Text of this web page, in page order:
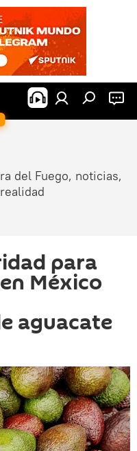
del Fuego, noticias,
para
México
aguacate